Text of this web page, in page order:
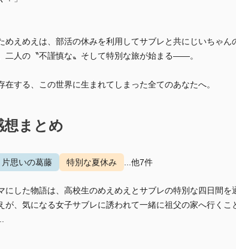
めえめえは、部活の休みを利用してサブレと共にじいちゃん
二人の〝不謹慎な〟そして特別な旅が始まる――。
在する、この世界に生まれてしまった全てのあなたへ。
まとめ
片思いの葛藤 特別な夏休み ...他7件
にした物語は、高校生のめえめえとサブレの特別な四日間を
が、気になる女子サブレに誘われて一緒に祖父の家へ行くこ